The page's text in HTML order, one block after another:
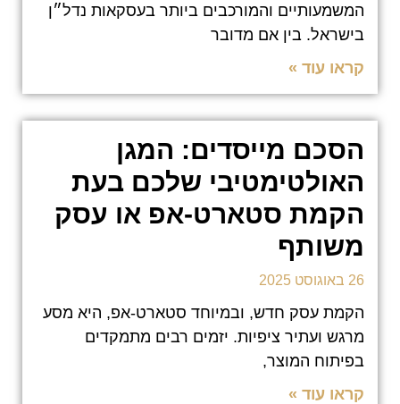
המשמעותיים והמורכבים ביותר בעסקאות נדל״ן
בישראל. בין אם מדובר
קראו עוד »
הסכם מייסדים: המגן
האולטימטיבי שלכם בעת
הקמת סטארט-אפ או עסק
משותף
26 באוגוסט 2025
הקמת עסק חדש, ובמיוחד סטארט-אפ, היא מסע
מרגש ועתיר ציפיות. יזמים רבים מתמקדים
בפיתוח המוצר,
קראו עוד »